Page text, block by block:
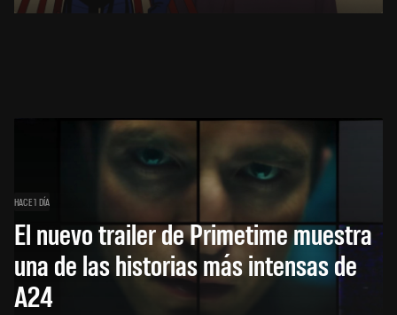
HACE 1 DÍA
El nuevo trailer de Primetime muestra
una de las historias más intensas de
A24